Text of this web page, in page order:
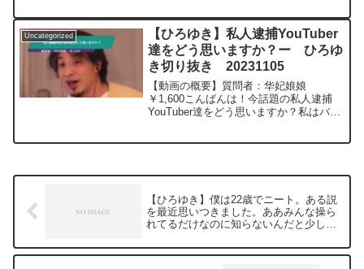
v=wBbQ9cp_Mx8***************************
***************ひろゆきさんの動画で、寄
せられた質問について、一問一答形式に
してみました。過去にこんな質問してる
かな？と気になったことがあれば、下記
のサイトから検索してみてください。
https://hiroyuki-ziten.com/できるだけ、
多くの質問を今後も編集し、アップロー
W21 ひろゆきさんの動画で、寄
せられた質問につい...
Uncategorized
【ひろゆき】私人逮捕YouTuber
達をどう思いますか？ー ひろゆ
き切り抜き 20231105
【動画の概要】質問者：华妃娘娘
￥1,600こんばんは！今話題の私人逮捕
YouTuber達をどう思いますか？私はバズ
【ひろゆき】僕は22歳でニート。ある説
を最近思いつきました。ああみんな操ら
れてるだけなのに知らないんだと少し人
き 20240310